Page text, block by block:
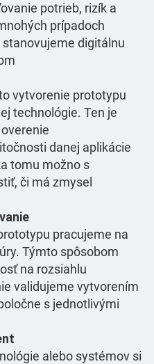
potrieb, rizík a
prípadoch
digitálnu
vytvorenie prototypu
technológie. Ten je
danej aplikácie
tomu možno s
či má zmysel
pracujeme na
Týmto spôsobom
na rozsiahlu
validujeme vytvorením
s jednotlivými
alebo systémov si